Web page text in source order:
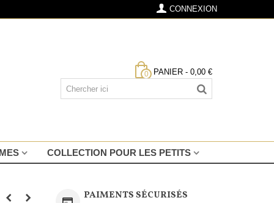
CONNEXION
0 PANIER - 0,00 €
COLLECTION POUR LES PETITS
PAIMENTS SÉCURISÉS